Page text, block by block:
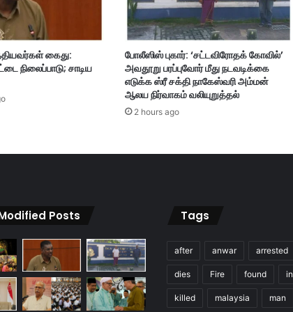
நா
சி
க
ண்
டா
உ
ர
வு
!
கைது:
நிலைப்பாடு; சாடிய
போலீஸிஸ் புகார்: ‘சட்டவிரோதக் கோவில்’
அவதூறு பரப்புவோர் மீது நடவடிக்கை
எடுக்க ஸ்ரீ சக்தி நாகேஸ்வரி அம்மன்
ஆலய நிர்வாகம் வலியுறுத்தல்
2 hours ago
Posts Tags
after anwar arrested
dies Fire found in
killed malaysia man